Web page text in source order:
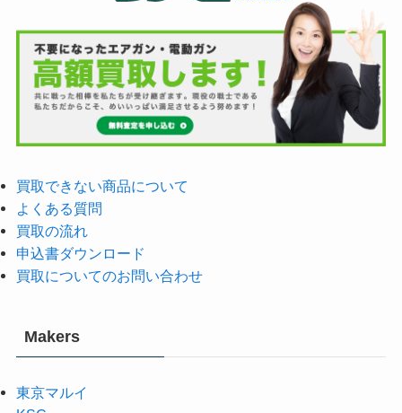
買取できない商品について
よくある質問
買取の流れ
申込書ダウンロード
買取についてのお問い合わせ
Makers
東京マルイ